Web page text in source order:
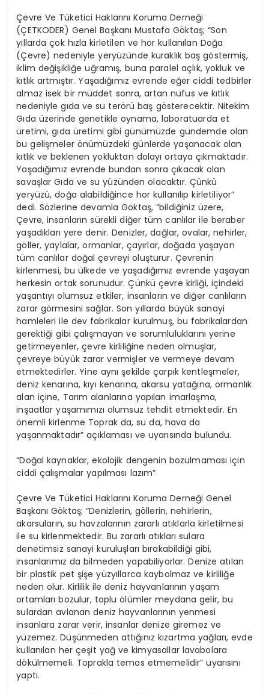
Çevre Ve Tüketici Haklarını Koruma Derneği
(ÇETKODER) Genel Başkanı Mustafa Göktaş; “Son
yıllarda çok hızla kirletilen ve hor kullanılan Doğa
(Çevre) nedeniyle yeryüzünde kuraklık baş göstermiş,
iklim değişikliğe uğramış, buna paralel açlık, yokluk ve
kıtlık artmıştır. Yaşadığımız evrende eğer ciddi tedbirler
almaz isek bir müddet sonra, artan nüfus ve kıtlık
nedeniyle gıda ve su terörü baş gösterecektir. Nitekim
Gıda üzerinde genetikle oynama, laboratuarda et
üretimi, gıda üretimi gibi günümüzde gündemde olan
bu gelişmeler önümüzdeki günlerde yaşanacak olan
kıtlık ve beklenen yokluktan dolayı ortaya çıkmaktadır.
Yaşadığımız evrende bundan sonra çıkacak olan
savaşlar Gıda ve su yüzünden olacaktır. Çünkü
yeryüzü, doğa alabildiğince hor kullanılıp kirletiliyor”
dedi. Sözlerine devamla Göktaş, “bildiğiniz üzere,
Çevre, insanların sürekli diğer tüm canlılar ile beraber
yaşadıkları yere denir. Denizler, dağlar, ovalar, nehirler,
göller, yaylalar, ormanlar, çayırlar, doğada yaşayan
tüm canlılar doğal çevreyi oluşturur. Çevrenin
kirlenmesi, bu ülkede ve yaşadığımız evrende yaşayan
herkesin ortak sorunudur. Çünkü çevre kirliği, içindeki
yaşantıyı olumsuz etkiler, insanların ve diğer canlıların
zarar görmesini sağlar. Son yıllarda büyük sanayi
hamleleri ile dev fabrikalar kurulmuş, bu fabrikalardan
gerektiği gibi çalışmayan ve sorumluluklarını yerine
getirmeyenler, çevre kirliliğine neden olmuşlar,
çevreye büyük zarar vermişler ve vermeye devam
etmektedirler. Yine aynı şekilde çarpık kentleşmeler,
deniz kenarına, kıyı kenarına, akarsu yatağına, ormanlık
alan içine, Tarım alanlarına yapılan imarlaşma,
inşaatlar yaşamımızı olumsuz tehdit etmektedir. En
önemli kirlenme Toprak da, su da, hava da
yaşanmaktadır” açıklaması ve uyarısında bulundu.
“Doğal kaynaklar, ekolojik dengenin bozulmaması için
ciddi çalışmalar yapılması lazım”
Çevre Ve Tüketici Haklarını Koruma Derneği Genel
Başkanı Göktaş; “Denizlerin, göllerin, nehirlerin,
akarsuların, su havzalarının zararlı atıklarla kirletilmesi
ile su kirlenmektedir. Bu zararlı atıkları sulara
denetimsiz sanayi kuruluşları bırakabildiği gibi,
insanlarımız da bilmeden yapabiliyorlar. Denize atılan
bir plastik pet şişe yüzyıllarca kaybolmaz ve kirliliğe
neden olur. Kirlilik ile deniz hayvanlarının yaşam
ortamları bozulur, toplu ölümler meydana gelir, bu
sulardan avlanan deniz hayvanlarının yenmesi
insanlara zarar verir, insanlar denize giremez ve
yüzemez. Düşünmeden attığınız kızartma yağları, evde
kullanılan her çeşit yağ ve kimyasallar lavabolara
dökülmemeli. Toprakla temas etmemelidir” uyarısını
yaptı.